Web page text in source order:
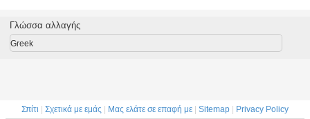
εγκαταστάσεις
DN200
νερού της
σωλήνων
σωληνώσεων
γίνεται
Γλώσσα αλλαγής
Greek
Σπίτι Σχετικά με εμάς Μας ελάτε σε επαφή με Sitemap
Privacy Policy